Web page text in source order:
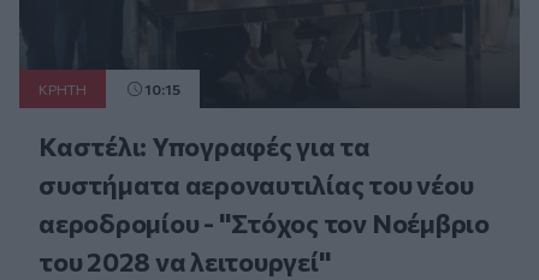
ΚΡΗΤΗ 10:15
Καστέλι: Υπογραφές για τα
συστήματα αεροναυτιλίας του νέου
αεροδρομίου - "Στόχος τον Νοέμβριο
του 2028 να λειτουργεί"